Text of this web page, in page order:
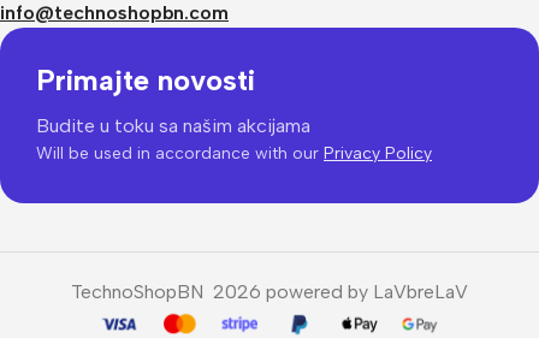
info@technoshopbn.com
Primajte novosti
Budite u toku sa našim akcijama
Will be used in accordance with our Privacy Policy
TechnoShopBN 2026 powered by LaVbreLaV